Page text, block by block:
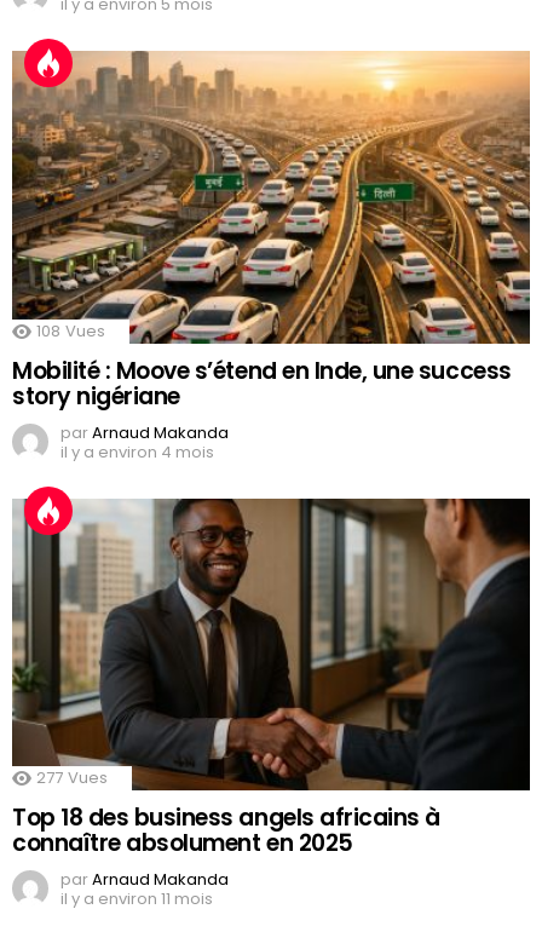
il y a environ 5 mois
108 Vues
Mobilité : Moove s’étend en Inde, une success
story nigériane
parArnaud Makanda
il y a environ 4 mois
277 Vues
Top 18 des business angels africains à
connaître absolument en 2025
parArnaud Makanda
il y a environ 11 mois